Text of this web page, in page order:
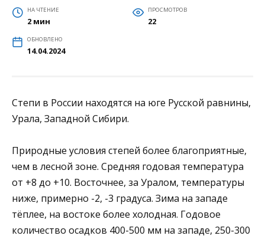
НА ЧТЕНИЕ
2 мин
ПРОСМОТРОВ
22
ОБНОВЛЕНО
14.04.2024
Степи в России находятся на юге Русской равнины,
Урала, Западной Сибири.
Природные условия степей более благоприятные,
чем в лесной зоне. Средняя годовая температура
от +8 до +10. Восточнее, за Уралом, температуры
ниже, примерно -2, -3 градуса. Зима на западе
тёплее, на востоке более холодная. Годовое
количество осадков 400-500 мм на западе, 250-300